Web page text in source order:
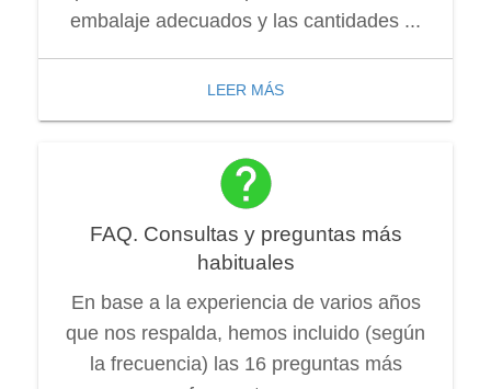
embalaje adecuados y las cantidades ...
LEER MÁS
FAQ. Consultas y preguntas más
habituales
En base a la experiencia de varios años
que nos respalda, hemos incluido (según
la frecuencia) las 16 preguntas más